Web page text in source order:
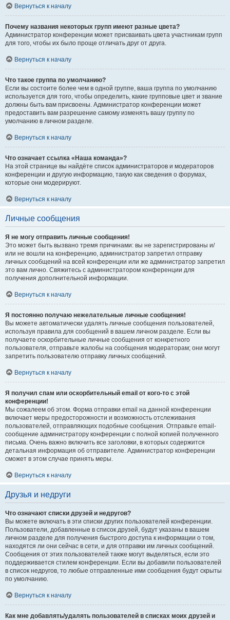
Вернуться к началу
Почему названия некоторых групп имеют разные цвета?
Администратор конференции может присваивать цвета участникам групп
для того, чтобы их было проще отличать друг от друга.
Вернуться к началу
Что такое группа по умолчанию?
Если вы состоите более чем в одной группе, ваша группа по умолчанию
используется для того, чтобы определить, какие групповые цвет и звание
должны быть вам присвоены. Администратор конференции может
предоставить вам разрешение самому изменять вашу группу по
умолчанию в личном разделе.
Вернуться к началу
Что означает ссылка «Наша команда»?
На этой странице вы найдёте список администраторов и модераторов
конференции и другую информацию, такую как сведения о форумах,
которые они модерируют.
Вернуться к началу
Личные сообщения
Я не могу отправить личные сообщения!
Это может быть вызвано тремя причинами: вы не зарегистрированы и/
или не вошли на конференцию, администратор запретил отправку
личных сообщений на всей конференции или же администратор запретил
это вам лично. Свяжитесь с администратором конференции для
получения дополнительной информации.
Вернуться к началу
Я постоянно получаю нежелательные личные сообщения!
Вы можете автоматически удалять личные сообщения пользователей,
используя правила для сообщений в вашем личном разделе. Если вы
получаете оскорбительные личные сообщения от конкретного
пользователя, отправьте жалобы на сообщения модераторам; они могут
запретить пользователю отправку личных сообщений.
Вернуться к началу
Я получил спам или оскорбительный email от кого-то с этой
конференции!
Мы сожалеем об этом. Форма отправки email на данной конференции
включает меры предосторожности и возможность отслеживания
пользователей, отправляющих подобные сообщения. Отправьте email-
сообщение администратору конференции с полной копией полученного
письма. Очень важно включить все заголовки, в которых содержится
детальная информация об отправителе. Администратор конференции
сможет в этом случае принять меры.
Вернуться к началу
Друзья и недруги
Что означают списки друзей и недругов?
Вы можете включать в эти списки других пользователей конференции.
Пользователи, добавленные в список друзей, будут указаны в вашем
личном разделе для получения быстрого доступа к информации о том,
находятся ли они сейчас в сети, и для отправки им личных сообщений.
Сообщения от этих пользователей также могут выделяться, если это
поддерживается стилем конференции. Если вы добавили пользователей
в список недругов, то любые отправленные ими сообщения будут скрыты
по умолчанию.
Вернуться к началу
Как мне добавлять/удалять пользователей в списках моих друзей и